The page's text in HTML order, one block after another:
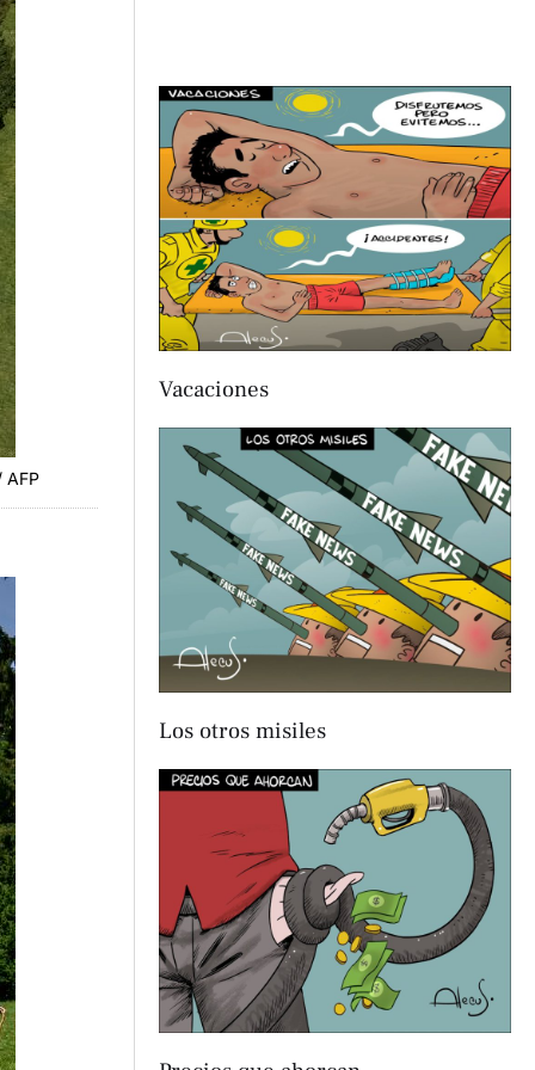
AFP
Vacaciones
Los otros misiles